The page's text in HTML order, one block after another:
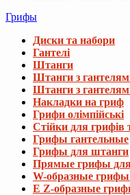
Грифы
Диски та набори
Гантелі
Штанги
Штанги з
Штанги з
Накладки на гриф
Грифи олімпійські
Стійки для грифів
Грифы гантельные
Грифы для штанги
Прямые грифы
W-образные
E Z-образные